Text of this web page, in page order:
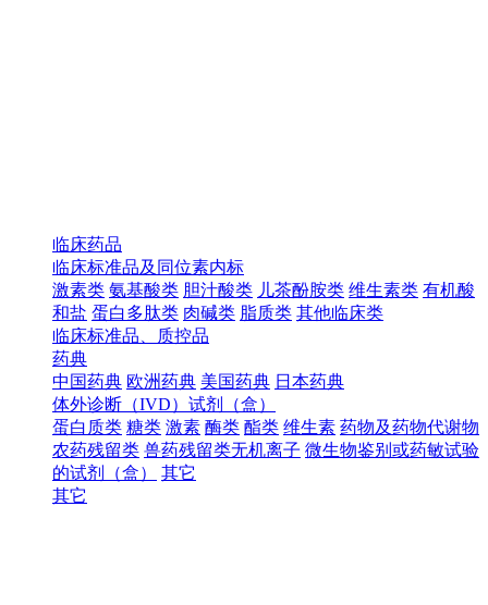
临床药品
临床标准品及同位素内标
激素类 氨基酸类 胆汁酸类 儿茶酚胺类 维生素类 有机酸
和盐 蛋白多肽类 肉碱类 脂质类 其他临床类
临床标准品、质控品
药典
中国药典 欧洲药典 美国药典 日本药典
体外诊断（IVD）试剂（盒）
蛋白质类 糖类 激素 酶类 酯类 维生素 药物及药物代谢物
农药残留类 兽药残留类无机离子 微生物鉴别或药敏试验
的试剂（盒）
其它
其它